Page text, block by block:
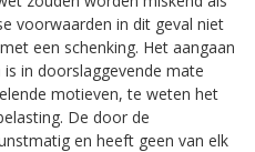
voorwaarden in dit geval niet
een schenking. Het aangaan
in doorslaggevende mate
motieven, te weten het
De door de
en heeft geen van elk